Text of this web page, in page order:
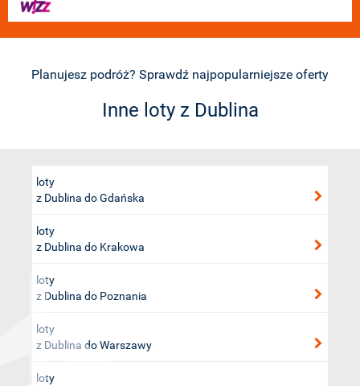
Planujesz podróż? Sprawdź najpopularniejsze oferty
Inne loty z Dublina
loty
z Dublina do Gdańska
loty
z Dublina do Krakowa
loty
z Dublina do Poznania
loty
z Dublina do Warszawy
loty